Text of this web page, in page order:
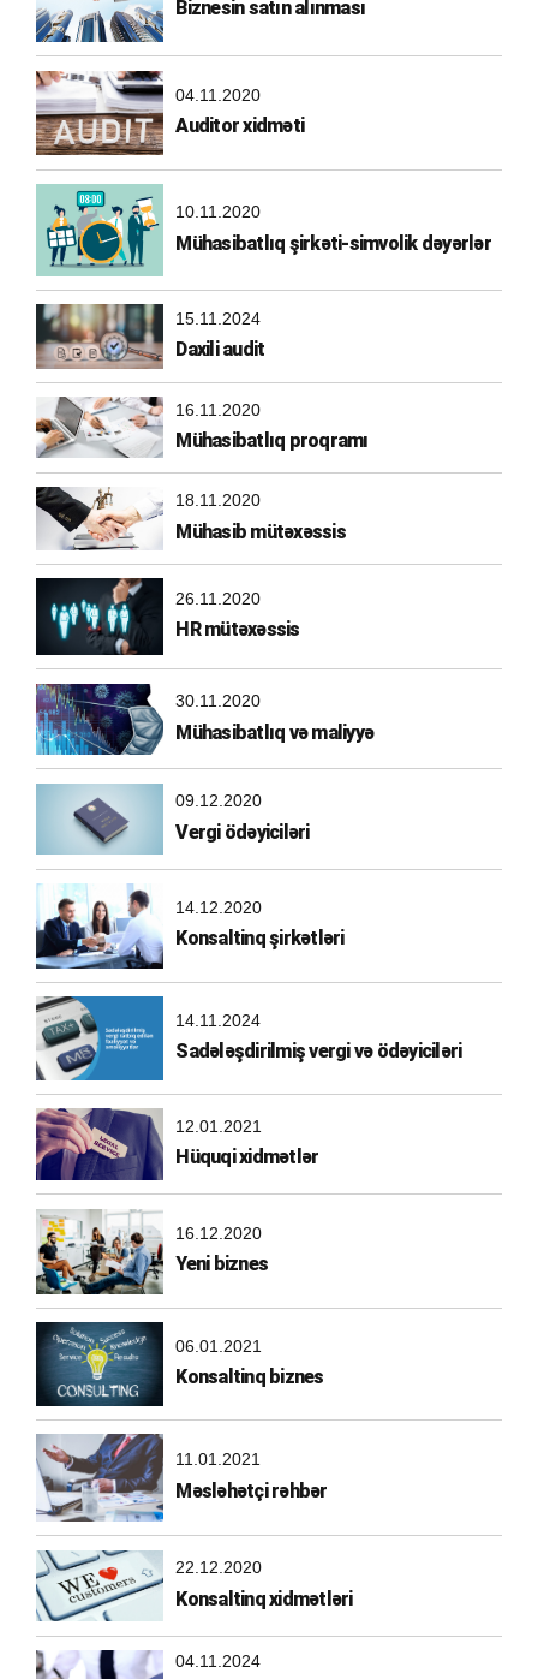
Biznesin satın alınması
04.11.2020
Auditor xidməti
10.11.2020
Mühasibatlıq şirkəti-simvolik dəyərlər
15.11.2024
Daxili audit
16.11.2020
Mühasibatlıq proqramı
18.11.2020
Mühasib mütəxəssis
26.11.2020
HR mütəxəssis
30.11.2020
Mühasibatlıq və maliyyə
09.12.2020
Vergi ödəyiciləri
14.12.2020
Konsaltinq şirkətləri
14.11.2024
Sadələşdirilmiş vergi və ödəyiciləri
12.01.2021
Hüquqi xidmətlər
16.12.2020
Yeni biznes
06.01.2021
Konsaltinq biznes
11.01.2021
Məsləhətçi rəhbər
22.12.2020
Konsaltinq xidmətləri
04.11.2024